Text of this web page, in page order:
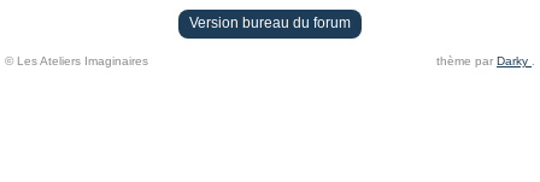
Version bureau du forum
© Les Ateliers Imaginaires thème par Darky